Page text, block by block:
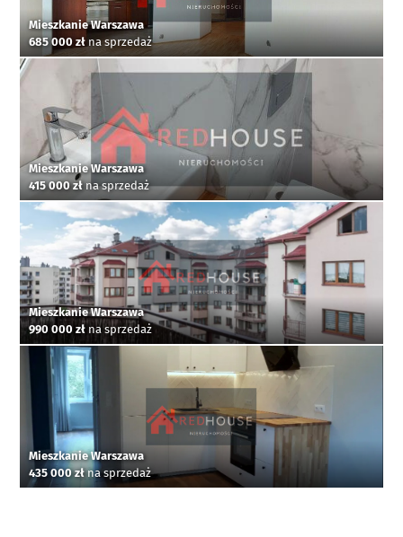
Mieszkanie Warszawa
685 000 zł na sprzedaż
Mieszkanie Warszawa
415 000 złna sprzedaż
Mieszkanie Warszawa
990 000 zł na sprzedaż
Mieszkanie Warszawa
435 000 złna sprzedaż